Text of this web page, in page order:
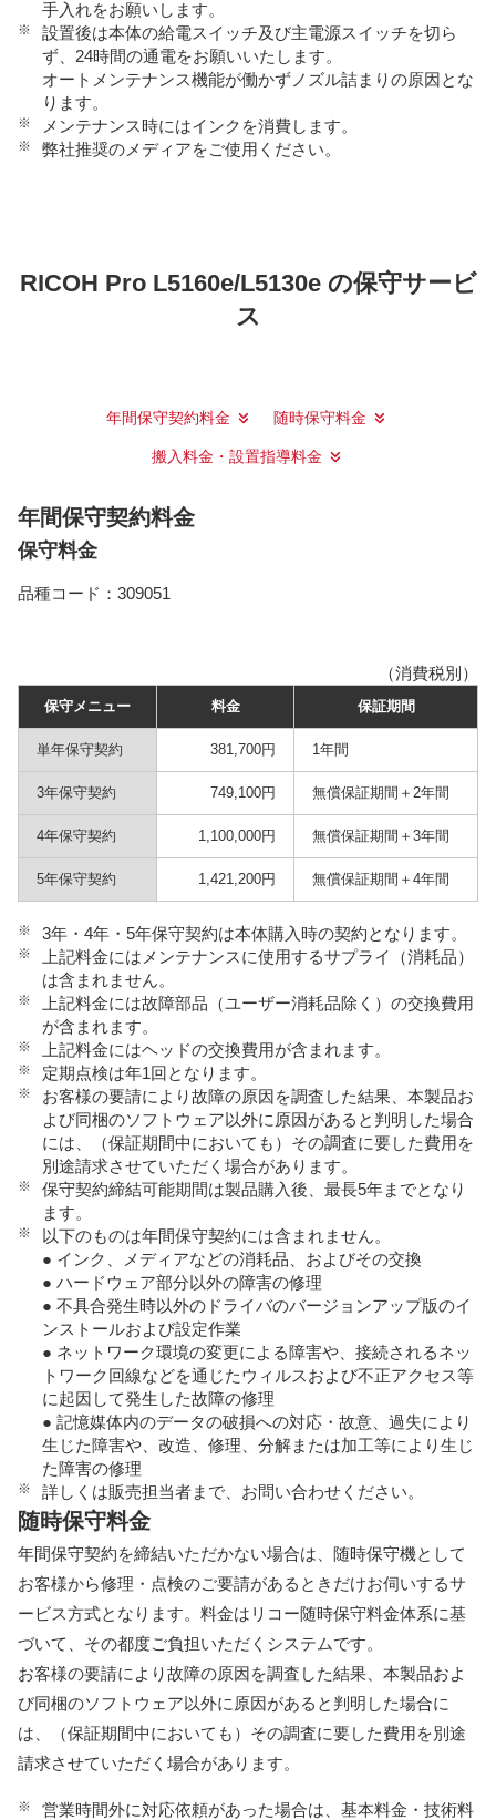
手入れをお願いします。
※
設置後は本体の給電スイッチ及び主電源スイッチを切ら
ず、24時間の通電をお願いいたします。
オートメンテナンス機能が働かずノズル詰まりの原因とな
ります。
※ メンテナンス時にはインクを消費します。
※ 弊社推奨のメディアをご使用ください。
RICOH Pro L5160e/L5130e の保守サービ
ス
年間保守契約料金 随時保守料金
搬入料金・設置指導料金
年間保守契約料金
保守料金
品種コード：309051
（消費税別）
保守メニュー 料金 保証期間
単年保守契約 381,700円 1年間
3年保守契約 749,100円 無償保証期間＋2年間
4年保守契約 1,100,000円 無償保証期間＋3年間
5年保守契約 1,421,200円 無償保証期間＋4年間
※ 3年・4年・5年保守契約は本体購入時の契約となります。
※
上記料金にはメンテナンスに使用するサプライ（消耗品）
は含まれません。
※
上記料金には故障部品（ユーザー消耗品除く）の交換費用
が含まれます。
※ 上記料金にはヘッドの交換費用が含まれます。
※ 定期点検は年1回となります。
※
お客様の要請により故障の原因を調査した結果、本製品お
よび同梱のソフトウェア以外に原因があると判明した場合
には、（保証期間中においても）その調査に要した費用を
別途請求させていただく場合があります。
※
保守契約締結可能期間は製品購入後、最長5年までとなり
ます。
※
以下のものは年間保守契約には含まれません。
● インク、メディアなどの消耗品、およびその交換
● ハードウェア部分以外の障害の修理
● 不具合発生時以外のドライバのバージョンアップ版のイ
ンストールおよび設定作業
● ネットワーク環境の変更による障害や、接続されるネッ
トワーク回線などを通じたウィルスおよび不正アクセス等
に起因して発生した故障の修理
● 記憶媒体内のデータの破損への対応・故意、過失により
生じた障害や、改造、修理、分解または加工等により生じ
た障害の修理
※ 詳しくは販売担当者まで、お問い合わせください。
随時保守料金
年間保守契約を締結いただかない場合は、随時保守機として
お客様から修理・点検のご要請があるときだけお伺いするサ
ービス方式となります。料金はリコー随時保守料金体系に基
づいて、その都度ご負担いただくシステムです。
お客様の要請により故障の原因を調査した結果、本製品およ
び同梱のソフトウェア以外に原因があると判明した場合に
は、（保証期間中においても）その調査に要した費用を別途
請求させていただく場合があります。
※
営業時間外に対応依頼があった場合は、基本料金・技術料